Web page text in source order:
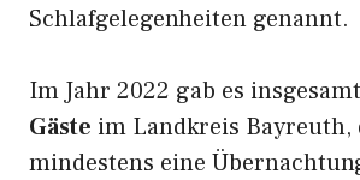
Schlafgelegenheiten genannt.
Im Jahr 2022 gab es insgesamt
Gäste im Landkreis Bayreuth,
mindestens eine